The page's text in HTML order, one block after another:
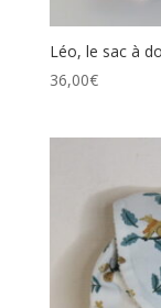
Léo, le sac à
36,00€